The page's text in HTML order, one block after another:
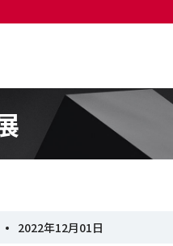
2022年12月01日